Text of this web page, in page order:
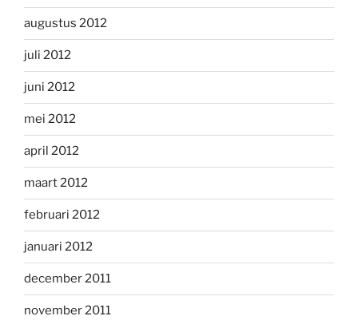
augustus 2012
juli 2012
juni 2012
mei 2012
april 2012
maart 2012
februari 2012
januari 2012
december 2011
november 2011